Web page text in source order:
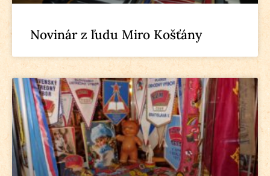
Novinár z ľudu Miro Košťány